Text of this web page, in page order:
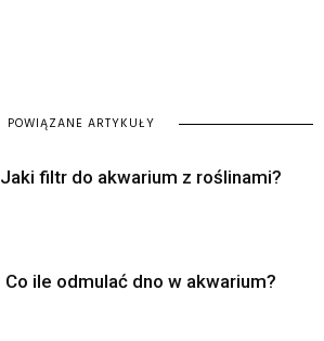
POWIĄZANE ARTYKUŁY
Jaki filtr do akwarium z roślinami?
Co ile odmulać dno w akwarium?